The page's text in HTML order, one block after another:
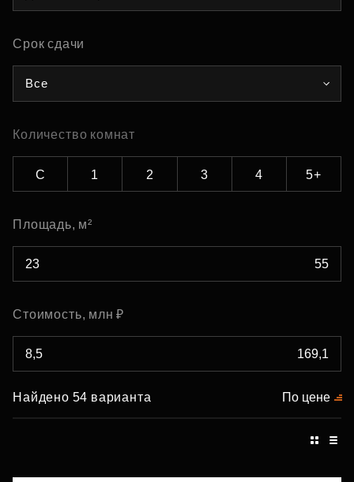
Срок сдачи
Все
Количество комнат
С 1 2 3 4 5+
Площадь, м²
Стоимость, млн ₽
Найдено 54 варианта По цене